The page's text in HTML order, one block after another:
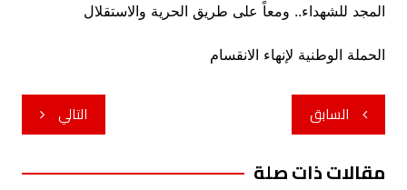
المجد للشهداء.. ومعاً على طريق الحرية والاستقلال
الحملة الوطنية لإنهاء الانقسام
تصفّح
المقالات
السابق التالي
مقالات ذات صلة